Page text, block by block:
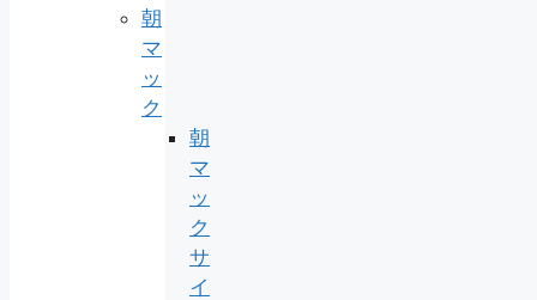
朝
マ
ッ
ク
朝
マ
ッ
ク
サ
イ